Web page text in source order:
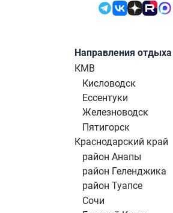
Направления отдыха
КМВ
Кисловодск
Ессентуки
Железноводск
Пятигорск
Краснодарский край
район Анапы
район Геленджика
район Туапсе
Сочи